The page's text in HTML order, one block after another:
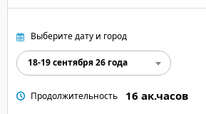
Выберите дату и город
18-19 сентября 26 года
Продолжительность 16 ак.часов